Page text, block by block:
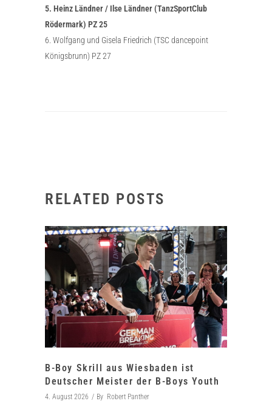
5. Heinz Ländner / Ilse Ländner (TanzSportClub
Rödermark) PZ 25
6. Wolfgang und Gisela Friedrich (TSC dancepoint
Königsbrunn) PZ 27
RELATED POSTS
B-Boy Skrill aus Wiesbaden ist
Deutscher Meister der B-Boys Youth
4. August 2026 By Robert Panther